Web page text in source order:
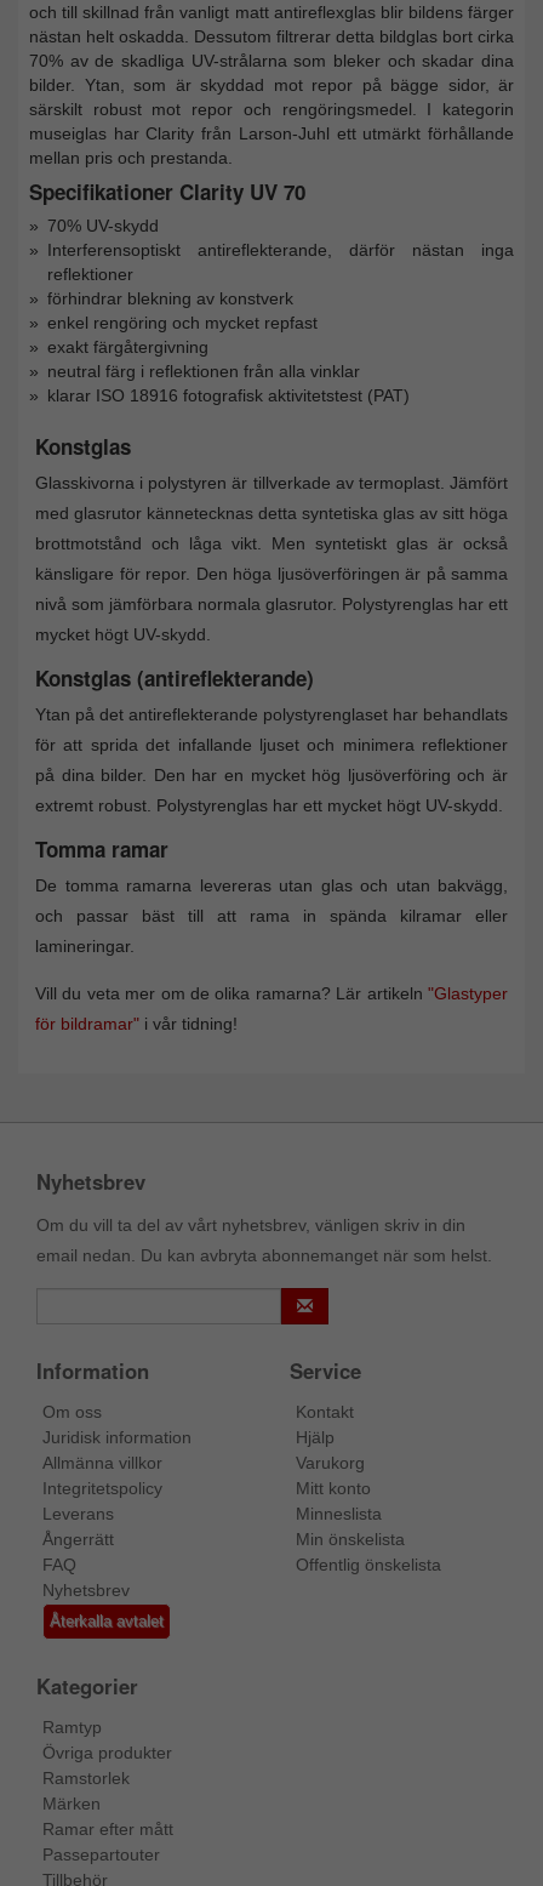
och till skillnad från vanligt matt antireflexglas blir bildens färger
nästan helt oskadda. Dessutom filtrerar detta bildglas bort cirka
70% av de skadliga UV-strålarna som bleker och skadar dina
bilder. Ytan, som är skyddad mot repor på bägge sidor, är
särskilt robust mot repor och rengöringsmedel. I kategorin
museiglas har Clarity från Larson-Juhl ett utmärkt förhållande
mellan pris och prestanda.
Specifikationer Clarity UV 70
70% UV-skydd
Interferensoptiskt antireflekterande, därför nästan inga
reflektioner
förhindrar blekning av konstverk
enkel rengöring och mycket repfast
exakt färgåtergivning
neutral färg i reflektionen från alla vinklar
klarar ISO 18916 fotografisk aktivitetstest (PAT)
Konstglas
Glasskivorna i polystyren är tillverkade av termoplast. Jämfört
med glasrutor kännetecknas detta syntetiska glas av sitt höga
brottmotstånd och låga vikt. Men syntetiskt glas är också
känsligare för repor. Den höga ljusöverföringen är på samma
nivå som jämförbara normala glasrutor. Polystyrenglas har ett
mycket högt UV-skydd.
Konstglas (antireflekterande)
Ytan på det antireflekterande polystyrenglaset har behandlats
för att sprida det infallande ljuset och minimera reflektioner
på dina bilder. Den har en mycket hög ljusöverföring och är
extremt robust. Polystyrenglas har ett mycket högt UV-skydd.
Tomma ramar
De tomma ramarna levereras utan glas och utan bakvägg,
och passar bäst till att rama in spända kilramar eller
lamineringar.
Vill du veta mer om de olika ramarna? Lär artikeln "Glastyper
för bildramar" i vår tidning!
Nyhetsbrev
Om du vill ta del av vårt nyhetsbrev, vänligen skriv in din
email nedan. Du kan avbryta abonnemanget när som helst.
Information
Om oss
Juridisk information
Allmänna villkor
Integritetspolicy
Leverans
Ångerrätt
FAQ
Nyhetsbrev
Återkalla avtalet
Service
Kontakt
Hjälp
Varukorg
Mitt konto
Minneslista
Min önskelista
Offentlig önskelista
Kategorier
Ramtyp
Övriga produkter
Ramstorlek
Märken
Ramar efter mått
Passepartouter
Tillbehör